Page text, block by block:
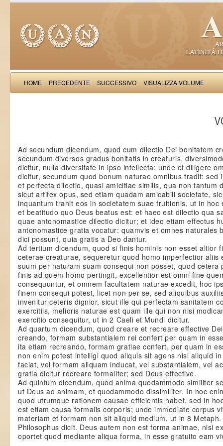
HOME PRECEDENTE SUCCESSIVO VISUALIZZA VOLUME
Ad secundum dicendum, quod cum dilectio Dei bonitatem
secundum diversos gradus bonitatis in creaturis,
dicitur, nulla diversitate in ipso intellecta; unde et diligere
dicitur, secundum quod bonum naturae omnibus tradit: sed
et perfecta dilectio, quasi amicitiae similis, qua non tantum
sicut artifex opus, sed etiam quadam amicabili societate,
inquantum trahit eos in societatem suae fruitionis, ut in hoc
et beatitudo quo Deus beatus est: et haec est dilectio qua
quae antonomastice dilectio dicitur; et ideo etiam effectus
antonomastice gratia vocatur: quamvis et omnes naturales
dici possunt, quia gratis a Deo dantur.
Ad tertium dicendum, quod si finis hominis non esset altior
ceterae creaturae, sequeretur quod homo imperfectior aliis
suum per naturam suam consequi non posset, quod cetera
finis ad quem homo pertingit, excellentior est omni fine
consequuntur, et omnem facultatem naturae excedit, hoc
finem consequi potest, licet non per se, sed aliquibus
invenitur ceteris dignior, sicut ille qui perfectam sanitatem
exercitiis, melioris naturae est quam ille qui non nisi
exercitio consequitur, ut in 2 Caeli et Mundi dicitur.
Ad quartum dicendum, quod creare et recreare effective
creando, formam substantialem rei confert per quam in
ita etiam recreando, formam gratiae confert, per quam in
non enim potest intelligi quod aliquis sit agens nisi aliquid
faciat, vel formam aliquam inducat, vel substantialem, vel
gratia dicitur recreare formaliter; sed Deus effective.
Ad quintum dicendum, quod anima quodammodo similiter
ut Deus ad animam, et quodammodo dissimiliter. In hoc
quod utrumque rationem causae efficientis habet, sed in
est etiam causa formalis corporis; unde immediate corpus
materiam et formam non sit aliquid medium, ut in 8 Metaph.
Philosophus dicit. Deus autem non est forma animae, nisi
oportet quod mediante aliqua forma, in esse gratuito eam